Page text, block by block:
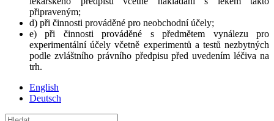
připraveným;
d) při činnosti prováděné pro neobchodní účely;
e) při činnosti prováděné s předmětem vynálezu pro
experimentální účely včetně experimentů a testů nezbytných
podle zvláštního právního předpisu před uvedením léčiva na
trh.
English
Deutsch
Hledat: